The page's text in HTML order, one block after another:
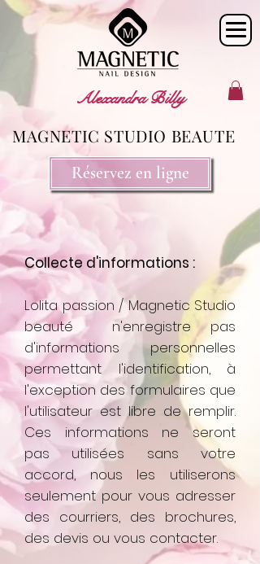
Réservez en ligne
MAGNETIC STUDIO BEAUTE
Alexandra Billy
Collecte d'informations :
Lolita passion / Magnetic Studio
beauté n'enregistre pas
d'informations personnelles
permettant l'identification, à
l'exception des formulaires que
l'utilisateur est libre de remplir.
Ces informations ne seront
pas utilisées sans votre
accord, nous les utiliserons
seulement pour vous adresser
des courriers, des brochures,
des devis ou vous contacter.